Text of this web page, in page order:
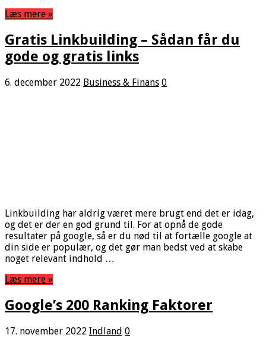
Læs mere »
Gratis Linkbuilding – Sådan får du
gode og gratis links
6. december 2022 Business & Finans 0
Linkbuilding har aldrig været mere brugt end det er idag,
og det er der en god grund til. For at opnå de gode
resultater på google, så er du nød til at fortælle google at
din side er populær, og det gør man bedst ved at skabe
noget relevant indhold …
Læs mere »
Google’s 200 Ranking Faktorer
17. november 2022 Indland 0